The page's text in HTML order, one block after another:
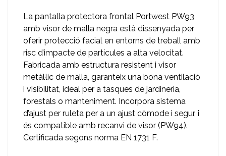
La pantalla protectora frontal Portwest PW93
amb visor de malla negra està dissenyada per
oferir protecció facial en entorns de treball amb
risc d’impacte de partícules a alta velocitat.
Fabricada amb estructura resistent i visor
metàl·lic de malla, garanteix una bona ventilació
i visibilitat, ideal per a tasques de jardineria,
forestals o manteniment. Incorpora sistema
d’ajust per ruleta per a un ajust còmode i segur, i
és compatible amb recanvi de visor (PW94).
Certificada segons norma EN 1731 F.